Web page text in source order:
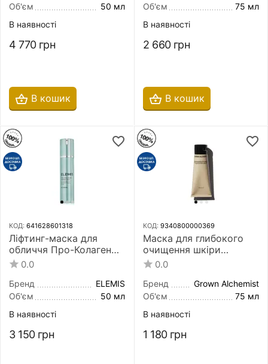
Об'єм
50 мл
В наявності
4 770 грн
В кошик
Об'єм
75 мл
В наявності
2 660 грн
В кошик
КОД: 641628601318
Ліфтинг-маска для
обличчя Про-Колаген
ELEMIS Pro-Collagen
Marine Mask 50 мл
0.0
Бренд
ELEMIS
Об'єм
50 мл
В наявності
3 150 грн
КОД: 9340800000369
Маска для глибокого
очищення шкіри
обличчя Grown
Alchemist Deep
Cleansing Masque 75 мл
0.0
Бренд
Grown Alchemist
Об'єм
75 мл
В наявності
1 180 грн